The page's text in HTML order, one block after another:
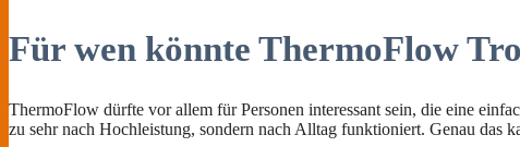
Für wen könnte ThermoFlow
ThermoFlow dürfte vor allem für Personen interessant sein, die eine
zu sehr nach Hochleistung, sondern nach Alltag funktioniert. Genau das